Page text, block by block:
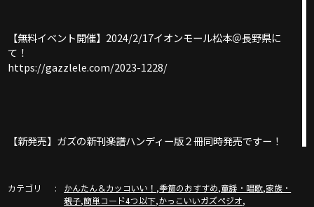
【無料イベント開催】2024/2/17イオンモール松本＠長野県に
て！
https://gazzlele.com/2023-1228/
【新発売】ガズの新刊楽譜ハンディー版２冊同時発売ですー！
カテゴリ かんたん＆カッコいい！ ,季節のおすすめ,童謡・唱歌,家族・
親子,簡単コード4つ以下,かっこいいガズペジオ,